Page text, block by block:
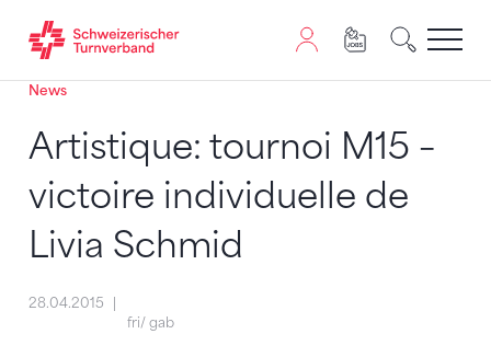
Zum Inhalt springen
Zur Sitemap navigieren
Zum Navigieren dieser Seite wird JavaScript benötigt.
News
Artistique: tournoi M15 –
victoire individuelle de
Livia Schmid
28.04.2015
fri/ gab